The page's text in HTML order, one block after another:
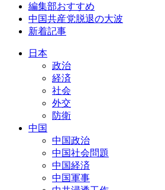
編集部おすすめ
中国共産党脱退の大波
新着記事
日本
政治
経済
社会
外交
防衛
中国
中国政治
中国社会問題
中国経済
中国軍事